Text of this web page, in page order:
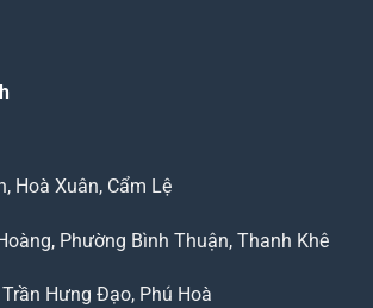
Hoà Xuân, Cẩm Lệ
Phường Bình Thuận, Thanh Khê
Hưng Đạo, Phú Hoà